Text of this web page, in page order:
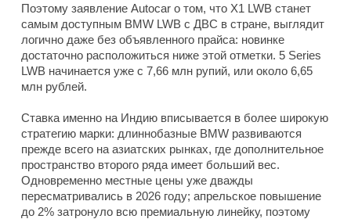
Поэтому заявление Autocar о том, что X1 LWB станет
самым доступным BMW LWB с ДВС в стране, выглядит
логично даже без объявленного прайса: новинке
достаточно расположиться ниже этой отметки. 5 Series
LWB начинается уже с 7,66 млн рупий, или около 6,65
млн рублей.
Ставка именно на Индию вписывается в более широкую
стратегию марки: длиннобазные BMW развиваются
прежде всего на азиатских рынках, где дополнительное
пространство второго ряда имеет больший вес.
Одновременно местные цены уже дважды
пересматривались в 2026 году; апрельское повышение
до 2% затронуло всю премиальную линейку, поэтому